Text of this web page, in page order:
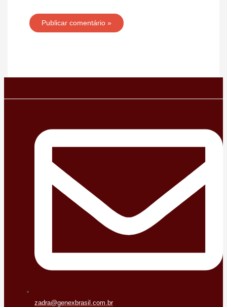
zadra@genexbrasil.com.br